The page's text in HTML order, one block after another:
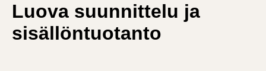
Luova suunnittelu ja
sisällöntuotanto